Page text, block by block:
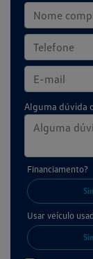
Alguma dúvida
Financiamento?
Usar veículo